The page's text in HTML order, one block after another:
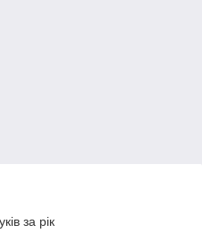
за рік